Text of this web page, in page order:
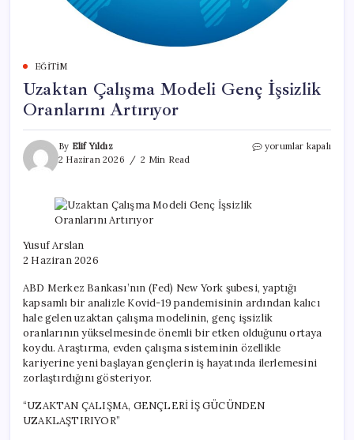
EĞITIM
Uzaktan Çalışma Modeli Genç İşsizlik
Oranlarını Artırıyor
By Elif Yıldız
2 Haziran 2026
2 Min Read
Uzaktan
yorumlar kapalı
Yusuf Arslan
2 Haziran 2026
ABD Merkez Bankası’nın (Fed) New York şubesi, yaptığı
kapsamlı bir analizle Kovid-19 pandemisinin ardından kalıcı
hale gelen uzaktan çalışma modelinin, genç işsizlik
oranlarının yükselmesinde önemli bir etken olduğunu ortaya
koydu. Araştırma, evden çalışma sisteminin özellikle
kariyerine yeni başlayan gençlerin iş hayatında ilerlemesini
zorlaştırdığını gösteriyor.
“UZAKTAN ÇALIŞMA, GENÇLERİ İŞ GÜCÜNDEN
UZAKLAŞTIRIYOR”